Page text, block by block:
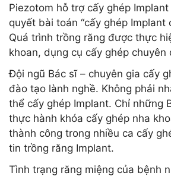
Piezotom hỗ trợ cấy ghép
quyết bài toán “cấy ghép Implant
Quá trình trồng răng được thực
khoan, dụng cụ cấy ghép chuyên
Đội ngũ Bác sĩ – chuyên gia cấy
đào tạo lành nghề. Không phải
thể cấy ghép Implant. Chỉ những
thực hành khóa cấy ghép nha
thành công trong nhiều ca cấy
tin trồng răng Implant.
Tình trạng răng miệng của bệnh